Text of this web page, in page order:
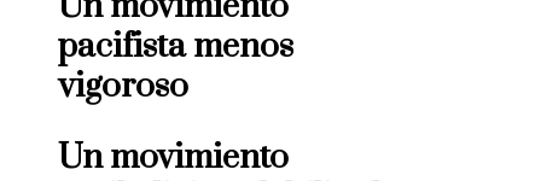
pacifista menos
vigoroso
Un movimiento